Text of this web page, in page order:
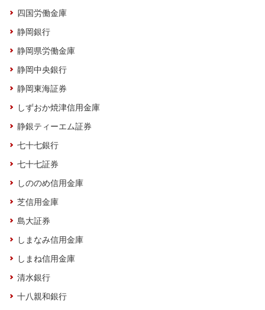
四国労働金庫
静岡銀行
静岡県労働金庫
静岡中央銀行
静岡東海証券
しずおか焼津信用金庫
静銀ティーエム証券
七十七銀行
七十七証券
しののめ信用金庫
芝信用金庫
島大証券
しまなみ信用金庫
しまね信用金庫
清水銀行
十八親和銀行